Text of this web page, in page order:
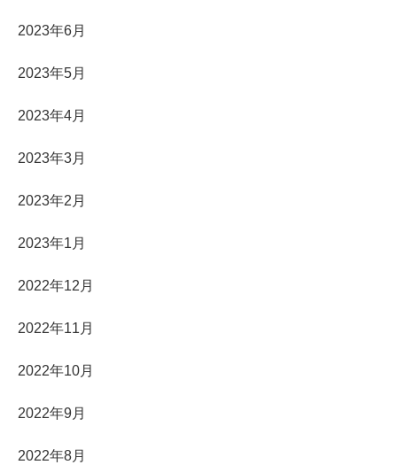
2023年6月
2023年5月
2023年4月
2023年3月
2023年2月
2023年1月
2022年12月
2022年11月
2022年10月
2022年9月
2022年8月